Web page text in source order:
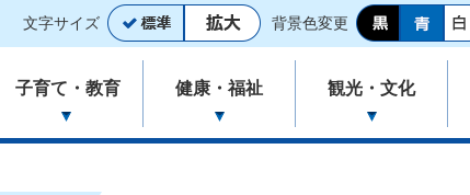
文字サイズ 背景色変更
子育て・教育 健康・福祉 観光・文化